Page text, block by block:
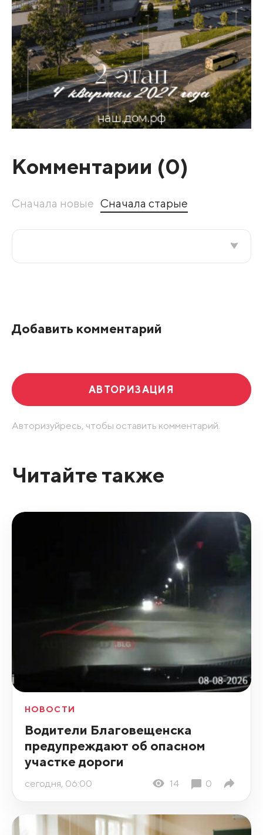
Комментарии (0)
Сначала новые Сначала старые
Добавить комментарий
АВТОРИЗАЦИЯ
Авторизуйресь, чтобы оставить комментарий.
Читайте также
НОВОСТИ
Водители Благовещенска
предупреждают об опасном
участке дороги
сегодня, 06:00 14 0